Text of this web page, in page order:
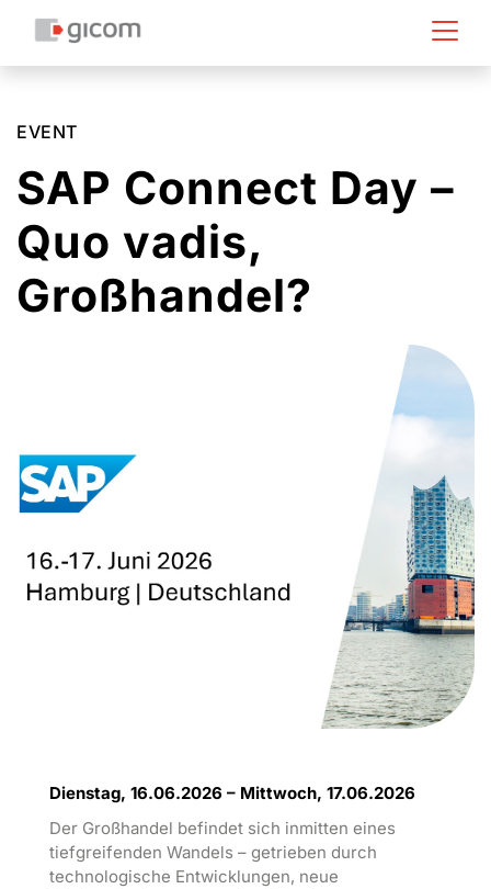
EVENT
SAP Connect Day –
Quo vadis,
Großhandel?
Dienstag, 16.06.2026 – Mittwoch, 17.06.2026
Der Großhandel befindet sich inmitten eines
tiefgreifenden Wandels – getrieben durch
technologische Entwicklungen, neue